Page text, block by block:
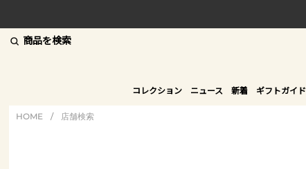
商品を検索
コレクション ニュース 新着 ギフトガイド
HOME / 店舗検索